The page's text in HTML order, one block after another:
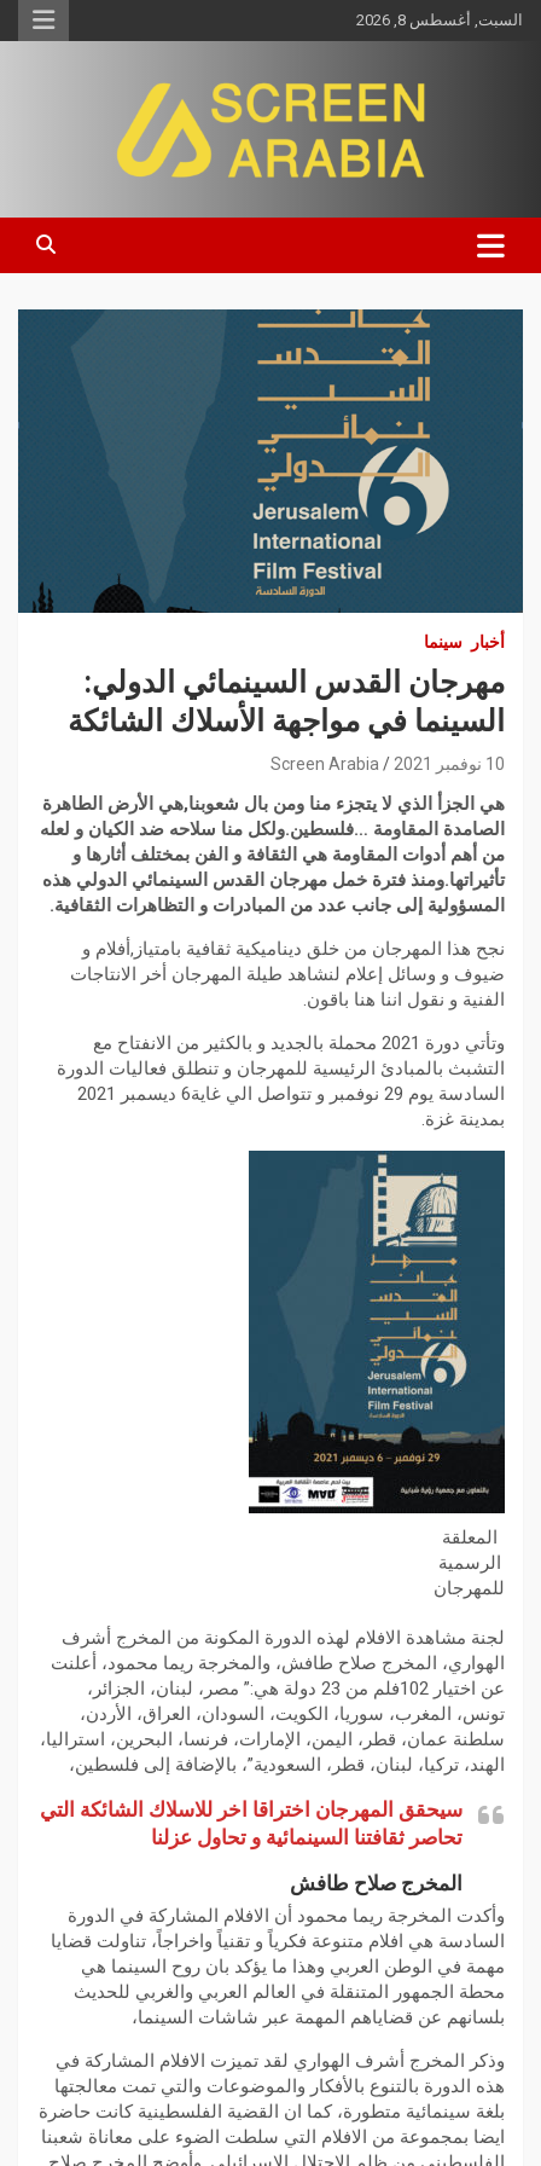
السبت, أغسطس 8, 2026
Screen Arabia
أخبار سينما
مهرجان القدس السينمائي الدولي:
السينما في مواجهة الأسلاك الشائكة
10 نوفمبر 2021 Screen Arabia
هي الجزأ الذي لا يتجزء منا ومن بال شعوبنا,هي الأرض الطاهرة
الصامدة المقاومة …فلسطين.ولكل منا سلاحه ضد الكيان و لعله
من أهم أدوات المقاومة هي الثقافة و الفن بمختلف أثارها و
تأثيراتها.ومنذ فترة خمل مهرجان القدس السينمائي الدولي هذه
المسؤولية إلى جانب عدد من المبادرات و التظاهرات الثقافية.
نجح هذا المهرجان من خلق ديناميكية ثقافية بامتياز,أفلام و
ضيوف و وسائل إعلام لنشاهد طيلة المهرجان أخر الانتاجات
الفنية و نقول اننا هنا باقون.
وتأتي دورة 2021 محملة بالجديد و بالكثير من الانفتاح مع
التشبث بالمبادئ الرئيسية للمهرجان و تنطلق فعاليات الدورة
السادسة يوم 29 نوفمبر و تتواصل الي غاية6 ديسمبر 2021
بمدينة غزة.
المعلقة
الرسمية
للمهرجان
لجنة مشاهدة الافلام لهذه الدورة المكونة من المخرج أشرف
الهواري، المخرج صلاح طافش، والمخرجة ريما محمود، أعلنت
عن اختيار 102فلم من 23 دولة هي:” مصر، لبنان، الجزائر،
تونس، المغرب، سوريا، الكويت، السودان، العراق، الأردن،
سلطنة عمان، قطر، اليمن، الإمارات، فرنسا، البحرين، استراليا،
الهند، تركيا، لبنان، قطر، السعودية”، بالإضافة إلى فلسطين،
سيحقق المهرجان اختراقا اخر للاسلاك الشائكة التي
تحاصر ثقافتنا السينمائية و تحاول عزلنا
المخرج صلاح طافش
وأكدت المخرجة ريما محمود أن الافلام المشاركة في الدورة
السادسة هي افلام متنوعة فكرياً و تقنياً واخراجاً، تناولت قضايا
مهمة في الوطن العربي وهذا ما يؤكد بان روح السينما هي
محطة الجمهور المتنقلة في العالم العربي والغربي للحديث
بلسانهم عن قضاياهم المهمة عبر شاشات السينما،
وذكر المخرج أشرف الهواري لقد تميزت الافلام المشاركة في
هذه الدورة بالتنوع بالأفكار والموضوعات والتي تمت معالجتها
بلغة سينمائية متطورة، كما ان القضية الفلسطينية كانت حاضرة
ايضا بمجموعة من الافلام التي سلطت الضوء على معاناة شعبنا